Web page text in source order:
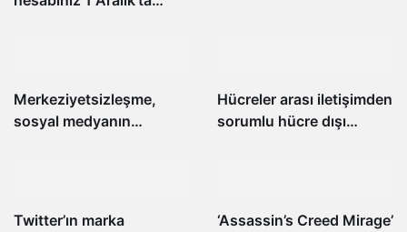
Merkeziyetsizleşme,
sosyal medyanın
Hücreler arası iletişimden
sorumlu hücre dışı
Twitter’ın marka
‘Assassin’s Creed Mirage’